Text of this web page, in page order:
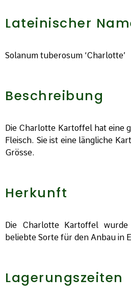
Lateinischer
Solanum tuberosum ‘Charlotte’
Beschreibung
Die Charlotte Kartoffel hat eine
Fleisch. Sie ist eine längliche
Grösse.
Herkunft
Die Charlotte Kartoffel
beliebte Sorte für den Anbau in
Lagerungszeiten